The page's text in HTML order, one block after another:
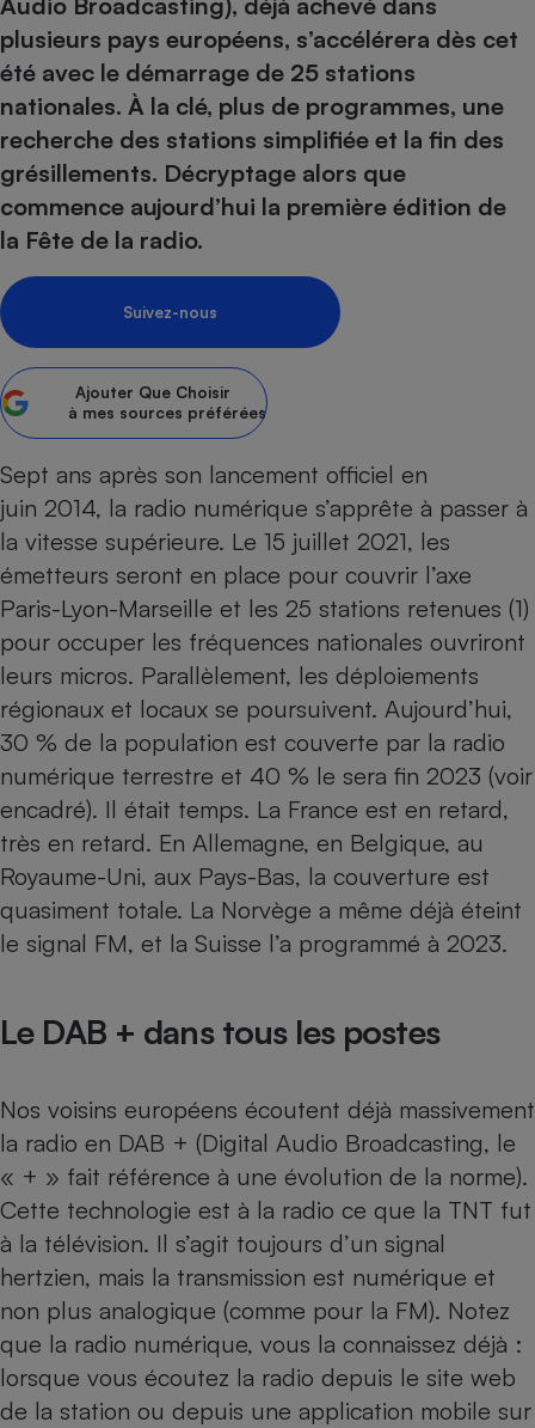
plusieurs pays européens, s’accélérera dès cet
été avec le démarrage de 25 stations
nationales. À la clé, plus de programmes, une
recherche des stations simplifiée et la fin des
grésillements. Décryptage alors que
commence aujourd’hui la première édition de
la Fête de la radio.
Suivez-nous
Ajouter Que Choisir
à mes sources préférées
Sept ans après son lancement officiel en
juin 2014, la radio numérique s’apprête à passer à
la vitesse supérieure. Le 15 juillet 2021, les
émetteurs seront en place pour couvrir l’axe
Paris-Lyon-Marseille et les 25 stations retenues (1)
pour occuper les fréquences nationales ouvriront
leurs micros. Parallèlement, les déploiements
régionaux et locaux se poursuivent. Aujourd’hui,
30 % de la population est couverte par la radio
numérique terrestre et 40 % le sera fin 2023 (voir
encadré). Il était temps. La France est en retard,
très en retard. En Allemagne, en Belgique, au
Royaume-Uni, aux Pays-Bas, la couverture est
quasiment totale. La Norvège a même déjà éteint
le signal FM, et la Suisse l’a programmé à 2023.
Le DAB + dans tous les postes
Nos voisins européens écoutent déjà massivement
la radio en DAB + (Digital Audio Broadcasting, le
« + » fait référence à une évolution de la norme).
Cette technologie est à la radio ce que la TNT fut
à la télévision. Il s’agit toujours d’un signal
hertzien, mais la transmission est numérique et
non plus analogique (comme pour la FM). Notez
que la radio numérique, vous la connaissez déjà :
lorsque vous écoutez la radio depuis le site web
de la station ou depuis une application mobile sur
Sécurité - Hygiène
Supermarché - Drive
Complément
alimentaire
bouteille
Assurance
Banque - Crédit
Assurance emprunteur
Banque
Circulation routière
Contrôle technique -
Pièce détachée
Moto
Supermarché - Drive
Comparatif
Comparatif plaque à
Comparatif hotte
Comparatif aspirateur
Comparatif aspirateur
Gros électroménager
Petit électroménager -
Lave-linge
Plaque de cuisson à
induction
Climatiseur -
Ventilateur
Comparatif casque audio
Comparatif barre de son
Comparatif imprimante
Comparatif ultrabook
Comparatif tablette
Internet
Téléphonie
Téléviseur
Smartphone
Antivirus
Crédit immobilier
Comparatif tondeuse
Comparatif poêle à
Comparatif radiateur
Aménagement
Bricolage - Jardinage
Matelas
Climatiseur -
Ventilateur
Maladie - Médecine -
Système de santé -
Mutuelle
Antimoustique
Choisir son fioul
Choisir son pellet
Comparateur assurance emprunteur
Energie Moins Chère Ensemble
Tous les comparateurs
Toutes les cartes interactives
Speedtest - Testez le débit de votre
connexion Internet